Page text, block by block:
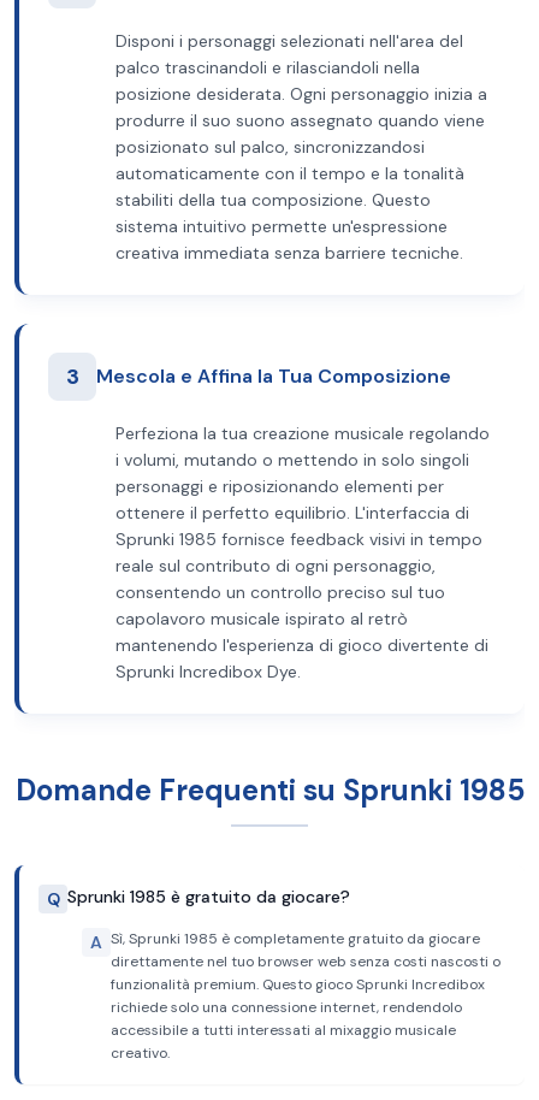
Disponi i personaggi selezionati nell'area del
palco trascinandoli e rilasciandoli nella
posizione desiderata. Ogni personaggio inizia a
produrre il suo suono assegnato quando viene
posizionato sul palco, sincronizzandosi
automaticamente con il tempo e la tonalità
stabiliti della tua composizione. Questo
sistema intuitivo permette un'espressione
creativa immediata senza barriere tecniche.
3 Mescola e Affina la Tua Composizione
Perfeziona la tua creazione musicale regolando
i volumi, mutando o mettendo in solo singoli
personaggi e riposizionando elementi per
ottenere il perfetto equilibrio. L'interfaccia di
Sprunki 1985 fornisce feedback visivi in tempo
reale sul contributo di ogni personaggio,
consentendo un controllo preciso sul tuo
capolavoro musicale ispirato al retrò
mantenendo l'esperienza di gioco divertente di
Sprunki Incredibox Dye.
Domande Frequenti su Sprunki 1985
Q Sprunki 1985 è gratuito da giocare?
A Sì, Sprunki 1985 è completamente gratuito da giocare
direttamente nel tuo browser web senza costi nascosti o
funzionalità premium. Questo gioco Sprunki Incredibox
richiede solo una connessione internet, rendendolo
accessibile a tutti interessati al mixaggio musicale
creativo.